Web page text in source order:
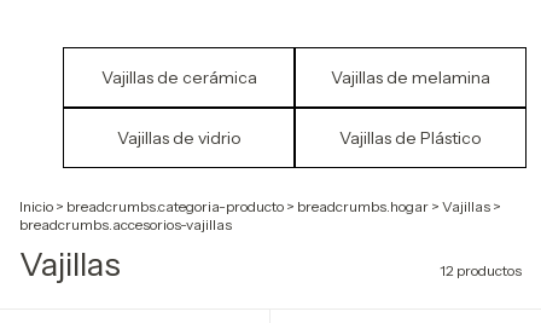
Vajillas de cerámica Vajillas de melamina
Vajillas de vidrio Vajillas de Plástico
Inicio > breadcrumbs.categoria-producto > breadcrumbs.hogar > Vajillas >
breadcrumbs.accesorios-vajillas
Vajillas 12 productos